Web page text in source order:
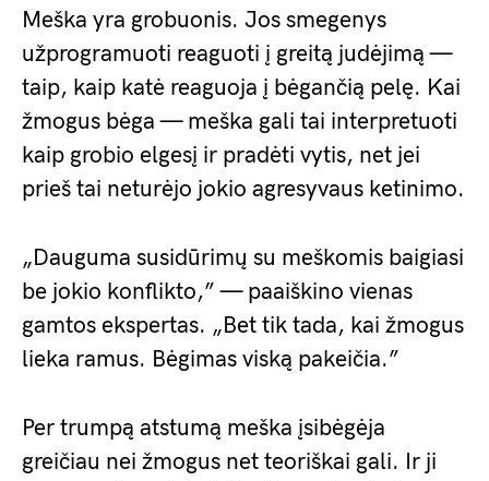
Meška yra grobuonis. Jos smegenys
užprogramuoti reaguoti į greitą judėjimą —
taip, kaip katė reaguoja į bėgančią pelę. Kai
žmogus bėga — meška gali tai interpretuoti
kaip grobio elgesį ir pradėti vytis, net jei
prieš tai neturėjo jokio agresyvaus ketinimo.
„Dauguma susidūrimų su meškomis baigiasi
be jokio konflikto,” — paaiškino vienas
gamtos ekspertas. „Bet tik tada, kai žmogus
lieka ramus. Bėgimas viską pakeičia.”
Per trumpą atstumą meška įsibėgėja
greičiau nei žmogus net teoriškai gali. Ir ji